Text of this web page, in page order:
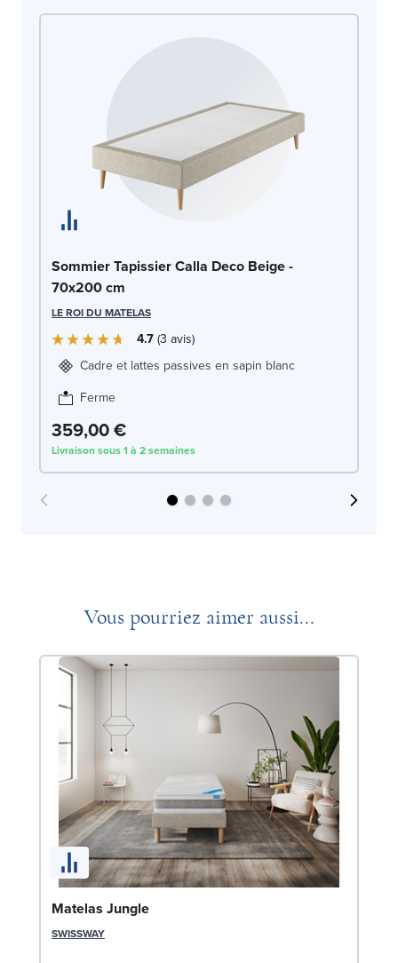
Sommier Tapissier Calla Deco Beige -
70x200 cm
LE ROI DU MATELAS
4.7 3 avis
Cadre et lattes passives en sapin blanc
Ferme
359,00 €
Livraison sous 1 à 2 semaines
Vous pourriez aimer aussi...
Matelas Jungle
SWISSWAY